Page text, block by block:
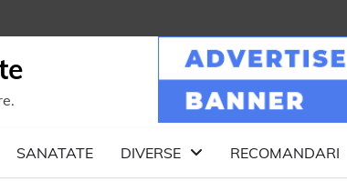
SANATATE DIVERSE RECOMANDARI